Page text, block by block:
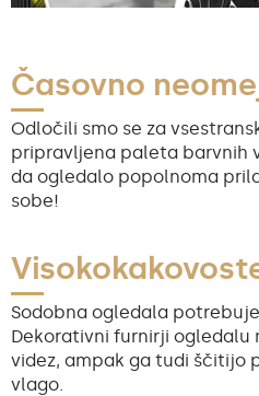
Časovno
Odločili smo se za
pripravljena paleta barvnih
da ogledalo popolnoma
sobe!
Sodobna ogledala
Dekorativni furnirji ogledalu
videz, ampak ga tudi ščitijo
vlago.